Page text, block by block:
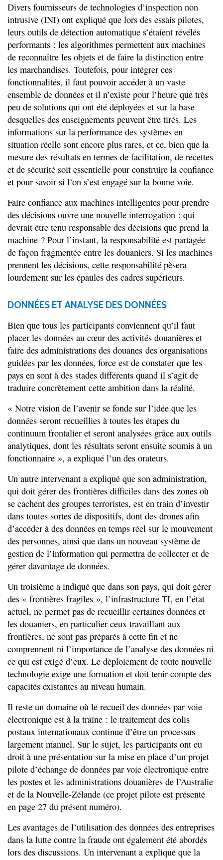
Divers fournisseurs de technologies d’inspection non
intrusive (INI) ont expliqué que lors des essais pilotes,
leurs outils de détection automatique s’étaient révélés
performants : les algorithmes permettent aux machines
de reconnaître les objets et de faire la distinction entre
les marchandises. Toutefois, pour intégrer ces
fonctionnalités, il faut pouvoir accéder à un vaste
ensemble de données et il n’existe pour l’heure que très
peu de solutions qui ont été déployées et sur la base
desquelles des enseignements peuvent être tirés. Les
informations sur la performance des systèmes en
situation réelle sont encore plus rares, et ce, bien que la
mesure des résultats en termes de facilitation, de recettes
et de sécurité soit essentielle pour construire la confiance
et pour savoir si l’on s’est engagé sur la bonne voie.
Faire confiance aux machines intelligentes pour prendre
des décisions ouvre une nouvelle interrogation : qui
devrait être tenu responsable des décisions que prend la
machine ? Pour l’instant, la responsabilité est partagée
de façon fragmentée entre les douaniers. Si les machines
prennent les décisions, cette responsabilité pèsera
lourdement sur les épaules des cadres supérieurs.
DONNÉES ET ANALYSE DES DONNÉES
Bien que tous les participants conviennent qu’il faut
placer les données au cœur des activités douanières et
faire des administrations des douanes des organisations
guidées par les données, force est de constater que les
pays en sont à des stades différents quand il s’agit de
traduire concrètement cette ambition dans la réalité.
« Notre vision de l’avenir se fonde sur l’idée que les
données seront recueillies à toutes les étapes du
continuum frontalier et seront analysées grâce aux outils
analytiques, dont les résultats seront ensuite soumis à un
fonctionnaire », a expliqué l’un des orateurs.
Un autre intervenant a expliqué que son administration,
qui doit gérer des frontières difficiles dans des zones où
se cachent des groupes terroristes, est en train d’investir
dans toutes sortes de dispositifs, dont des drones afin
d’accéder à des données en temps réel sur le mouvement
des personnes, ainsi que dans un nouveau système de
gestion de l’information qui permettra de collecter et de
gérer davantage de données.
Un troisième a indiqué que dans son pays, qui doit gérer
des « frontières fragiles », l’infrastructure TI, en l’état
actuel, ne permet pas de recueillir certaines données et
les douaniers, en particulier ceux travaillant aux
frontières, ne sont pas préparés à cette fin et ne
comprennent ni l’importance de l’analyse des données ni
ce qui est exigé d’eux. Le déploiement de toute nouvelle
technologie exige une formation et doit tenir compte des
capacités existantes au niveau humain.
Il reste un domaine où le recueil des données par voie
électronique est à la traîne : le traitement des colis
postaux internationaux continue d’être un processus
largement manuel. Sur le sujet, les participants ont eu
droit à une présentation sur la mise en place d’un projet
pilote d’échange de données par voie électronique entre
les postes et les administrations douanières de l’Australie
et de la Nouvelle-Zélande (ce projet pilote est présenté
en page 27 du présent numéro).
Les avantages de l’utilisation des données des entreprises
dans la lutte contre la fraude ont également été abordés
lors des discussions. Un intervenant a expliqué que la